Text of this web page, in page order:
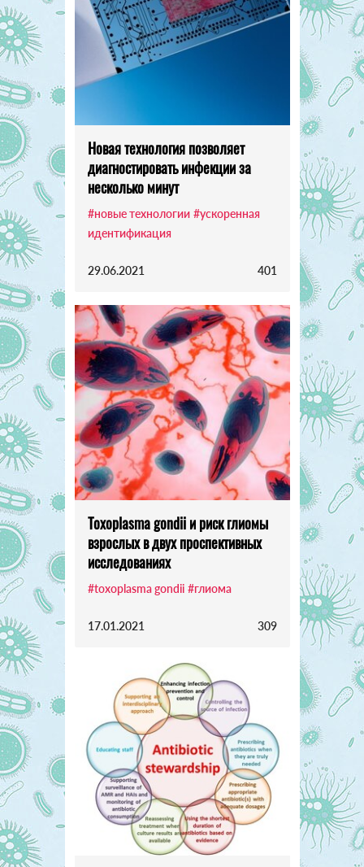
Новая технология позволяет
диагностировать инфекции за
несколько минут
#новые технологии #ускоренная
идентификация
29.06.2021 401
Toxoplasma gondii и риск глиомы
взрослых в двух проспективных
исследованиях
#toxoplasma gondii #глиома
17.01.2021 309